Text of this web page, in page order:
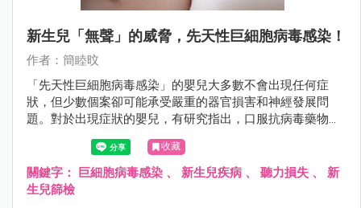
新生兒「無聲」的威脅，先天性巨細胞病毒感染！
作者：簡睦旼
「先天性巨細胞病毒感染」的嬰兒大多數不會出現任何症
狀，但少數個案卻可能承受嚴重的器官損害和神經發展問
題。對於出現症狀的嬰兒，有研究指出，口服抗病毒藥物有
望改善其神經學發展，特別是降低聽力喪失的風險。
收藏
關鍵字： 巨細胞病毒感染 、 新生兒疾病 、 聽力損失 、 新
生兒篩檢